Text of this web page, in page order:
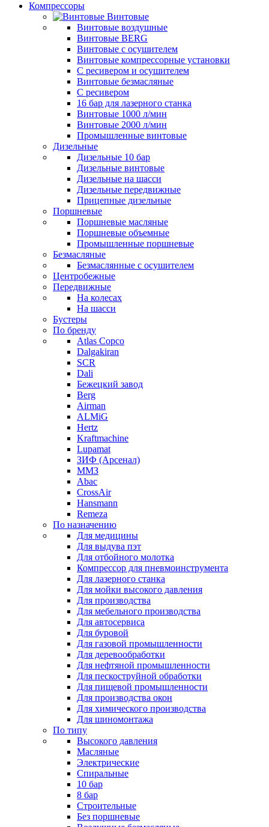
Компрессоры
Винтовые
Винтовые воздушные
Винтовые BERG
Винтовые с осушителем
Винтовые компрессорные установки
C ресивером и осушителем
Винтовые безмасляные
C ресивером
16 бар для лазерного станка
Винтовые 1000 л/мин
Винтовые 2000 л/мин
Промышленные винтовые
Дизельные
Дизельные 10 бар
Дизельные винтовые
Дизельные на шасси
Дизельные передвижные
Прицепные дизельные
Поршневые
Поршневые масляные
Поршневые объемные
Промышленные поршневые
Безмасляные
Безмаслянные с осушителем
Центробежные
Передвижные
На колесах
На шасси
Бустеры
По бренду
Atlas Copco
Dalgakiran
SCR
Dali
Бежецкий завод
Berg
Airman
ALMiG
Hertz
Kraftmachine
Lupamat
ЗИФ (Арсенал)
ММЗ
Abac
CrossAir
Hansmann
Remeza
По назначению
Для медицины
Для выдува пэт
Для отбойного молотка
Компрессор для пневмоинструмента
Для лазерного станка
Для мойки высокого давления
Для производства
Для мебельного производства
Для автосервиса
Для буровой
Для газовой промышленности
Для деревообработки
Для нефтяной промышленности
Для пескоструйной обработки
Для пищевой промышленности
Для производства окон
Для химического производства
Для шиномонтажа
По типу
Высокого давления
Масляные
Электрические
Спиральные
10 бар
8 бар
Cтроительные
Без поршневые